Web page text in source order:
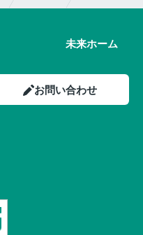
原店 未来ホーム
お問い合わせ